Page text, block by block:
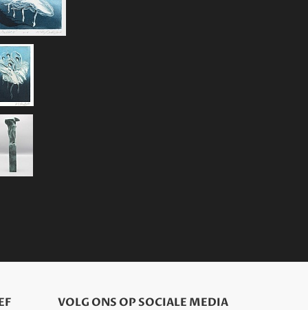
VOLG ONS OP SOCIALE MEDIA